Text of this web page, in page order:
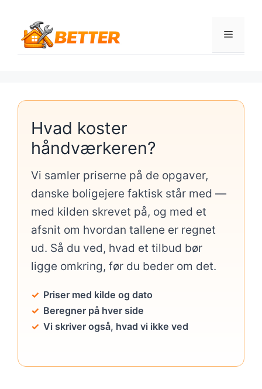
indhold
Menu
Hvad koster
håndværkeren?
Vi samler priserne på de opgaver,
danske boligejere faktisk står med —
med kilden skrevet på, og med et
afsnit om hvordan tallene er regnet
ud. Så du ved, hvad et tilbud bør
ligge omkring, før du beder om det.
Priser med kilde og dato
Beregner på hver side
Vi skriver også, hvad vi ikke ved